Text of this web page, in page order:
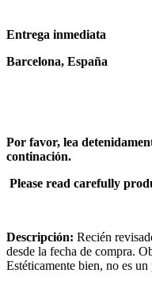
Entrega inmediata
Barcelona, España
Por favor, lea
continación.
Please read carefully
Descripción: Recién
desde la fecha de compra.
Estéticamente bien, no es